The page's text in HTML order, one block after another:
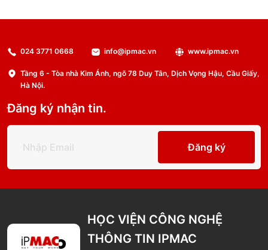
024 3771 0668 info@ipmac.vn www.ipmac.vn
Tầng 6 - Tòa nhà Kim Ánh, ngõ 78 Duy Tân, Dịch Vọng Hậu, Cầu Giấy,
Hà Nội.
Đăng ký nhận tin.
Đăng ký
HỌC VIỆN CÔNG NGHỆ
THÔNG TIN IPMAC